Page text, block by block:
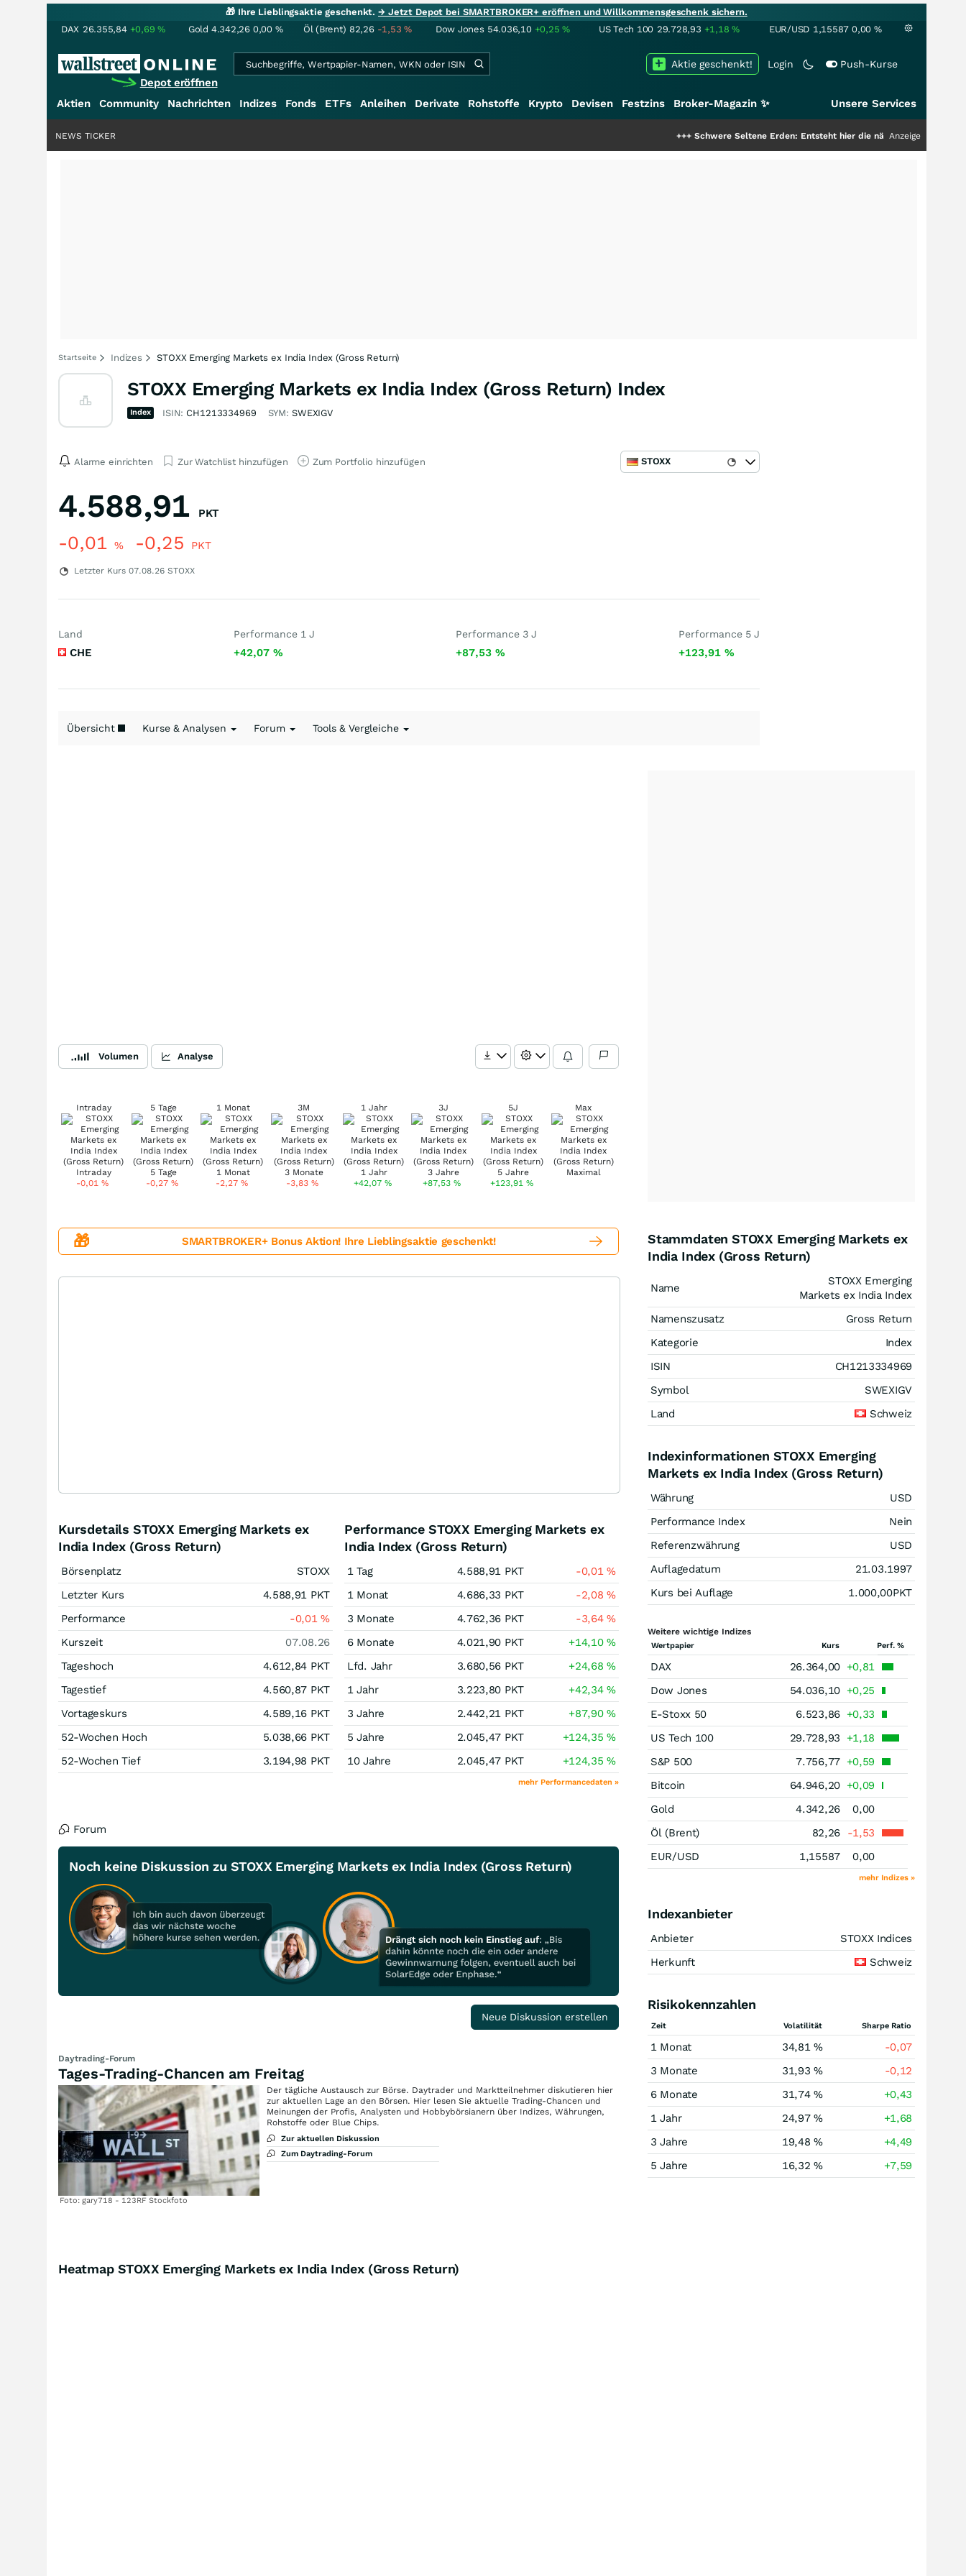
🎁 Ihre Lieblingsaktie geschenkt.→ Jetzt Depot bei SMARTBROKER+ eröffnen und Willkommensgeschenk sichern.
DAX 26.355,84 +0,69% Gold 4.342,26 0,00 % Öl (Brent) 82,26 -1,53% Dow Jones 54.036,10 +0,25% US Tech 100 29.728,93 +1,18% EUR/USD 1,15587 0,00 %
Depot eröffnen
Login Push-Kurse
Aktie geschenkt!
Aktien Community Nachrichten Indizes Fonds ETFs Anleihen Derivate Rohstoffe Krypto Devisen Festzins Broker-Magazin ✨ Unsere Services
Schwere Seltene Erden: Entsteht hier die nächste Milliardenstory?
Anzeige
NEWS TICKER
Startseite Indizes STOXX Emerging Markets ex India Index (Gross Return)
STOXX Emerging Markets ex India Index (Gross Return) Index
Index ISIN: CH1213334969 SYM: SWEXIGV
Alarme einrichten Zur Watchlist hinzufügen Zum Portfolio hinzufügen STOXX
4.588,91 PKT
-0,01 % -0,25 PKT
Letzter Kurs 07.08.26 STOXX
Land
CHE
Performance 1 J
+42,07 %
Performance 3 J
+87,53%
Performance 5 J
+123,91 %
Übersicht Kurse & Analysen Forum Tools & Vergleiche
Volumen Analyse
Intraday
-0,01 %
5 Tage
-0,27 %
1 Monat
-2,27 %
3M
-3,83%
1 Jahr
+42,07 %
3J
+87,53%
5J
+123,91%
Max
🎁 SMARTBROKER+ Bonus Aktion! Ihre Lieblingsaktie geschenkt!
Kursdetails STOXX Emerging Markets ex
India Index (Gross Return)
Börsenplatz
STOXX
Letzter Kurs
4.588,91 PKT
Performance
-0,01%
Kurszeit
07.08.26
Tageshoch
4.612,84 PKT
Tagestief
4.560,87 PKT
Vortageskurs
4.589,16 PKT
52-Wochen Hoch
5.038,66 PKT
52-Wochen Tief
3.194,98 PKT
Performance STOXX Emerging Markets ex
India Index (Gross Return)
1 Tag 4.588,91 PKT -0,01%
1 Monat
4.686,33 PKT -2,08%
3 Monate
4.762,36 PKT -3,64%
6 Monate
4.021,90 PKT +14,10%
Lfd. Jahr
3.680,56 PKT +24,68%
1 Jahr
3.223,80 PKT +42,34%
3 Jahre
2.442,21 PKT +87,90%
5 Jahre
2.045,47 PKT +124,35%
10 Jahre
2.045,47 PKT +124,35%
mehr Performancedaten »
Forum
Noch keine Diskussion zu STOXX Emerging Markets ex India Index (Gross Return)
Neue Diskussion erstellen
Daytrading-Forum
Tages-Trading-Chancen am Freitag
Foto: gary718 - 123RF Stockfoto
Der tägliche Austausch zur Börse. Daytrader und Marktteilnehmer diskutieren hier
zur aktuellen Lage an den Börsen. Hier lesen Sie aktuelle Trading-Chancen und
Meinungen der Profis, Analysten und Hobbybörsianern über Indizes, Währungen,
Rohstoffe oder Blue Chips.
Zur aktuellen Diskussion
Zum Daytrading-Forum
Stammdaten STOXX Emerging Markets ex
India Index (Gross Return)
Name
STOXX Emerging
Markets ex India Index
Namenszusatz
Gross Return
Kategorie
Index
ISIN
CH1213334969
Symbol
SWEXIGV
Land
Schweiz
Indexinformationen STOXX Emerging
Markets ex India Index (Gross Return)
Währung
USD
Performance Index
Nein
Referenzwährung
USD
Auflagedatum
21.03.1997
Kurs bei Auflage
1.000,00PKT
Weitere wichtige Indizes
Wertpapier Kurs Perf. %
DAX 26.364,00 +0,81
Dow Jones
54.036,10 +0,25
E-Stoxx 50
6.523,86 +0,33
US Tech 100
29.728,93
+1,18
S&P 500
7.756,77 +0,59
Bitcoin
64.946,20 +0,09
Gold
4.342,26
0,00
Öl (Brent)
82,26
-1,53
EUR/USD
1,15587 0,00
mehr Indizes »
Indexanbieter
Anbieter
STOXX Indices
Herkunft
Schweiz
Risikokennzahlen
Zeit Volatilität Sharpe Ratio
1 Monat 34,81 %
-0,07
3 Monate
31,93 %
-0,12
6 Monate
31,74 %
+0,43
1 Jahr
24,97 %
+1,68
3 Jahre
19,48 %
+4,49
5 Jahre
16,32 % +7,59
Heatmap STOXX Emerging Markets ex India Index (Gross Return)